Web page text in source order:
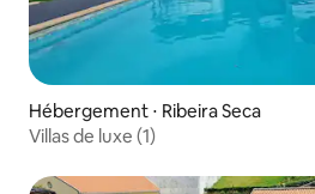
Hébergement ⋅ Ribeira Seca
Villas de luxe (1)